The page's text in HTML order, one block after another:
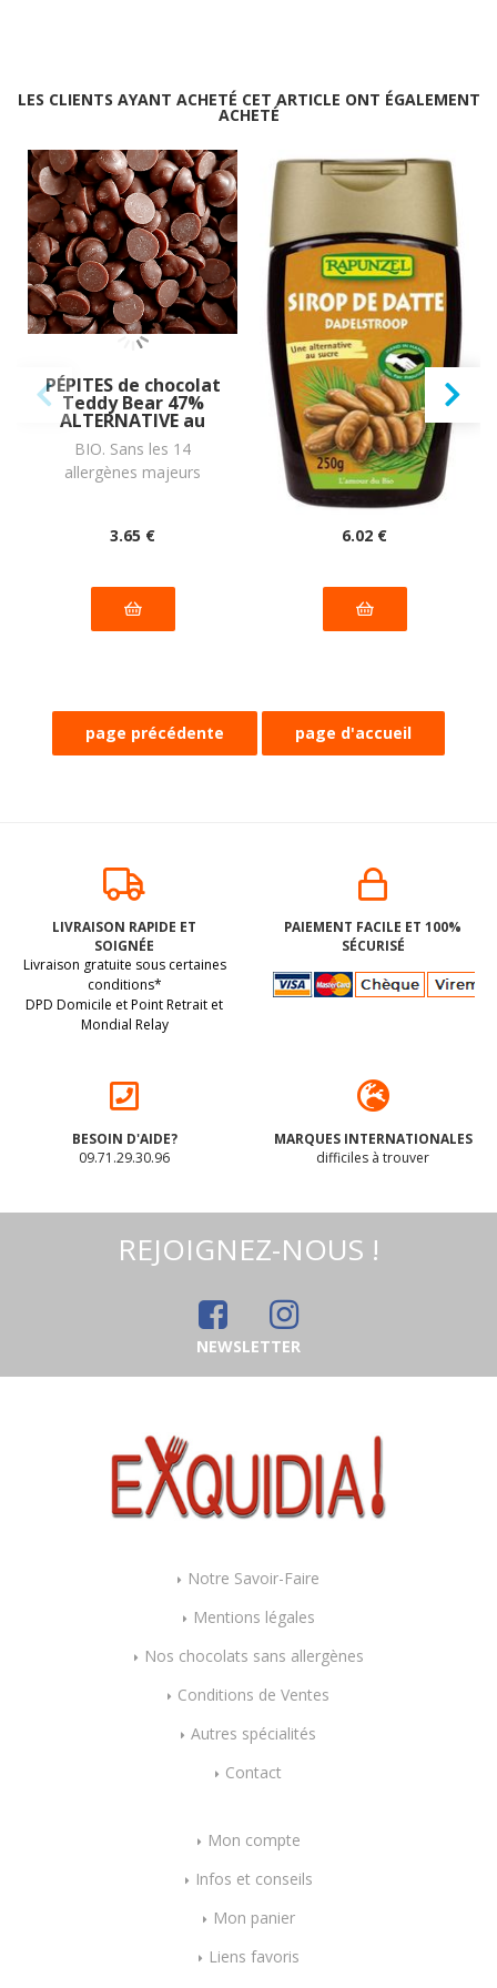
LES CLIENTS AYANT ACHETÉ CET ARTICLE ONT ÉGALEMENT
ACHETÉ
PÉPITES de chocolat
Teddy Bear 47%
ALTERNATIVE au
lait (sans lait) BIO
vegan sans
allergènes Exquidia
BIO. Sans les 14
allergènes majeurs
3.65 €
Sirop de DATTE BIO
vegan sans
allergènes
Rapunzel : 250
grammes
(dluo 06/08/2027) BIO.
Sans les 14 allergènes
majeurs
6.02 €
LIVRAISON RAPIDE ET
SOIGNÉE
Livraison gratuite sous certaines
conditions*
DPD Domicile et Point Retrait et
Mondial Relay
PAIEMENT FACILE ET 100%
SÉCURISÉ
BESOIN D'AIDE?
09.71.29.30.96
MARQUES INTERNATIONALES
difficiles à trouver
REJOIGNEZ-NOUS !
NEWSLETTER
Notre Savoir-Faire
Mentions légales
Nos chocolats sans allergènes
Conditions de Ventes
Autres spécialités
Contact
Mon compte
Infos et conseils
Mon panier
Liens favoris